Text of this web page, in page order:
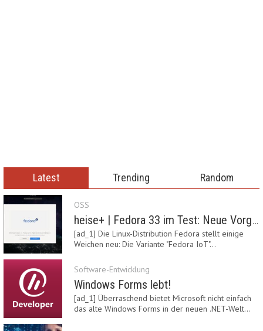
Latest Trending Random
OSS
heise+ | Fedora 33 im Test: Neue Vorgaben mit Btrfs, Systemd-Resolved und zRAM
[ad_1] Die Linux-Distribution Fedora stellt einige
Weichen neu: Die Variante "Fedora IoT"…
Software-Entwicklung
Windows Forms lebt!
[ad_1] Überraschend bietet Microsoft nicht einfach
das alte Windows Forms in der neuen .NET-Welt…